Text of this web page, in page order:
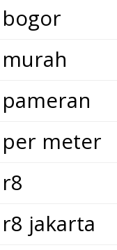
meter
jakarta